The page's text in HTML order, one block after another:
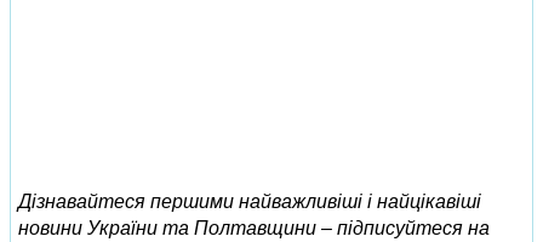
Дізнавайтеся першими найважливіші і найцікавіші
новини України та Полтавщини – підписуйтеся на